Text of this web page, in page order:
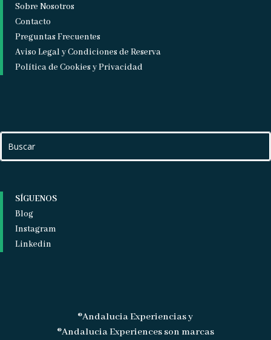
Sobre Nosotros
Contacto
Preguntas Frecuentes
Aviso Legal y Condiciones de Reserva
Política de Cookies y Privacidad
SÍGUENOS
Blog
Instagram
Linkedin
®Andalucia Experiencias y
®Andalucia Experiences son marcas